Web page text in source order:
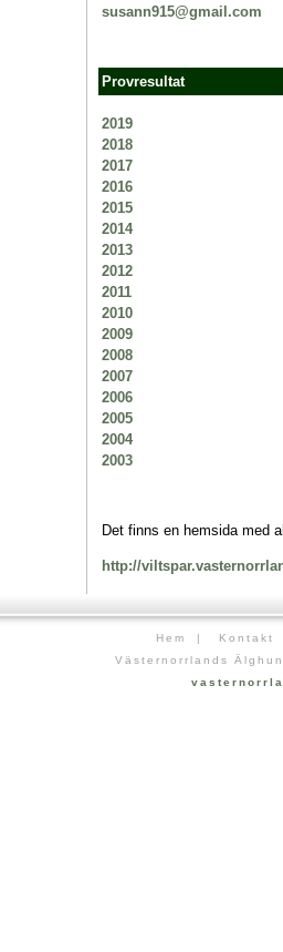
susann915@gmail.com
Provresultat
2019
2018
2017
2016
2015
2014
2013
2012
2011
2010
2009
2008
2007
2006
2005
2004
2003
Det finns en hemsida med
http://
Hem |
Kontakt
Västernorrlands